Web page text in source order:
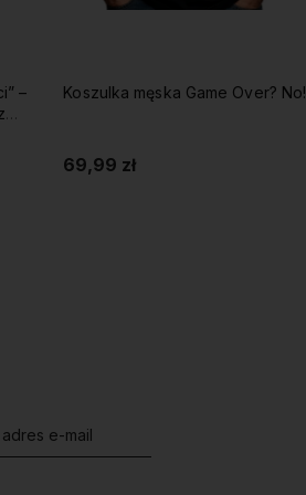
–
Koszulka męska Game Over? No!
69,99 zł
e-mail